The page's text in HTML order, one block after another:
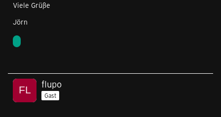
Viele Grüße
Jörn
flupo
Gast